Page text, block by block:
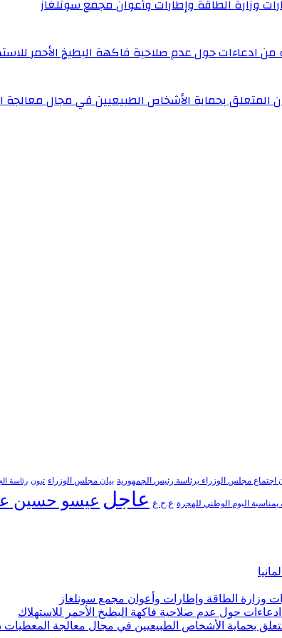
وزارة الطاقة وإطارات وأعوان مجمع سونلغاز
من ادعاءات حول عدم صلاحية فاكهة البطيخ الأحمر
المتعلق بحماية الأشخاص الطبيعيين في مجال
اجتماع مجلس الوزراء برئاسة رئيس الجمهورية بيان مجلس الوزراء تبون رئاسة
اليوم الوطني للهجرة ع.ح.ع عاجل عيسو حسين
وزارة الطاقة وإطارات وأعوان مجمع سونلغاز
ادعاءات حول عدم صلاحية فاكهة البطيخ الأحمر للاستهلاك
بحماية الأشخاص الطبيعيين في مجال معالجة